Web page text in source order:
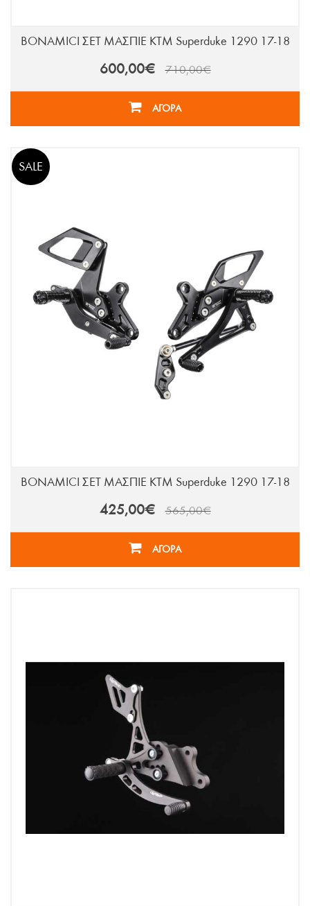
BONAMICI ΣΕΤ ΜΑΣΠΙΕ KTM Superduke 1290 17-18
600,00€ 710,00€
ΑΓΟΡΑ
SALE
BONAMICI ΣΕΤ ΜΑΣΠΙΕ KTM Superduke 1290 17-18
425,00€ 565,00€
ΑΓΟΡΑ